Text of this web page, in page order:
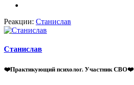
Реакции: Станислав
Станислав
❤️Практикующий психолог. Участник СВО❤️